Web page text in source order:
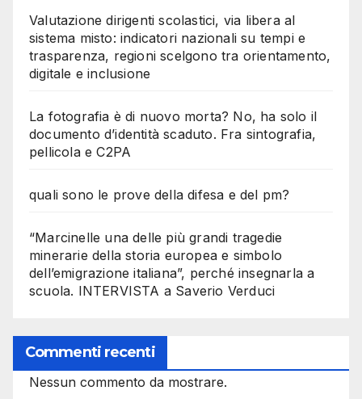
Valutazione dirigenti scolastici, via libera al
sistema misto: indicatori nazionali su tempi e
trasparenza, regioni scelgono tra orientamento,
digitale e inclusione
La fotografia è di nuovo morta? No, ha solo il
documento d’identità scaduto. Fra sintografia,
pellicola e C2PA
quali sono le prove della difesa e del pm?
“Marcinelle una delle più grandi tragedie
minerarie della storia europea e simbolo
dell’emigrazione italiana”, perché insegnarla a
scuola. INTERVISTA a Saverio Verduci
Commenti recenti
Nessun commento da mostrare.